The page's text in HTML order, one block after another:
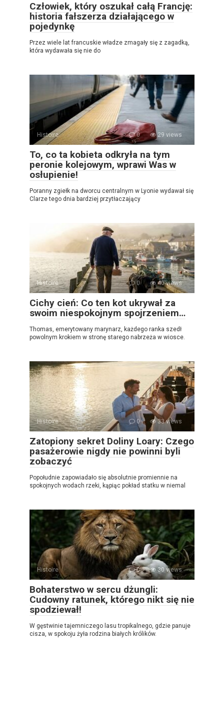
Człowiek, który oszukał całą Francję:
historia fałszerza działającego w
pojedynkę
Przez wiele lat francuskie władze zmagały się z zagadką,
która wydawała się nie do
Histoire 0 29 views
To, co ta kobieta odkryła na tym
peronie kolejowym, wprawi Was w
osłupienie!
Poranny zgiełk na dworcu centralnym w Lyonie wydawał się
Clarze tego dnia bardziej przytłaczający
Histoire 0 40 views
Cichy cień: Co ten kot ukrywał za
swoim niespokojnym spojrzeniem…
Thomas, emerytowany marynarz, każdego ranka szedł
powolnym krokiem w stronę starego nabrzeża w wiosce.
Histoire 0 33 views
Zatopiony sekret Doliny Loary: Czego
pasażerowie nigdy nie powinni byli
zobaczyć
Popołudnie zapowiadało się absolutnie promiennie na
spokojnych wodach rzeki, kąpiąc pokład statku w niemal
Histoire 0 30 views
Bohaterstwo w sercu dżungli:
Cudowny ratunek, którego nikt się nie
spodziewał!
W gęstwinie tajemniczego lasu tropikalnego, gdzie panuje
cisza, w spokoju żyła rodzina białych królików.